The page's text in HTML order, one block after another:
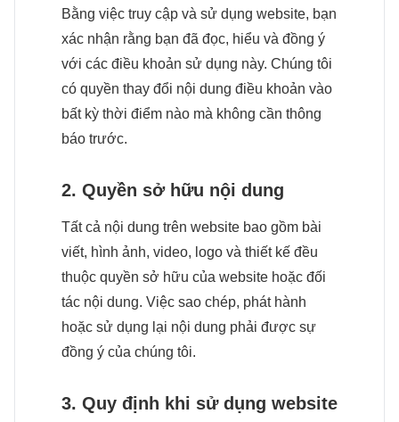
Bằng việc truy cập và sử dụng website, bạn
xác nhận rằng bạn đã đọc, hiểu và đồng ý
với các điều khoản sử dụng này. Chúng tôi
có quyền thay đổi nội dung điều khoản vào
bất kỳ thời điểm nào mà không cần thông
báo trước.
2. Quyền sở hữu nội dung
Tất cả nội dung trên website bao gồm bài
viết, hình ảnh, video, logo và thiết kế đều
thuộc quyền sở hữu của website hoặc đối
tác nội dung. Việc sao chép, phát hành
hoặc sử dụng lại nội dung phải được sự
đồng ý của chúng tôi.
3. Quy định khi sử dụng website